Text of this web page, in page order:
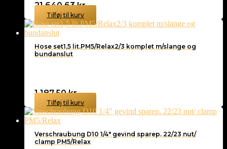
21.640,63kr.
Tilføj til kurv
Hose set1,5 lit.PM5/Relax2/3 komplet m/slange og
bundanslut
1.187,50kr.
Tilføj til kurv
Verschraubung D10 1/4″ gevind sparep. 22/23 nut/
clamp PM5/Relax